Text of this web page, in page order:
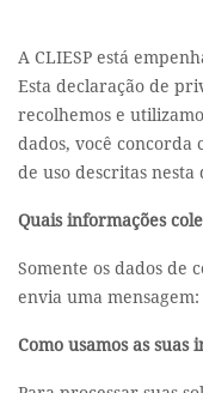
A CLIESP está
Esta declaração de
recolhemos e
dados, você concorda
de uso descritas
Quais informações
Somente os dados de
envia uma
Como usamos as suas